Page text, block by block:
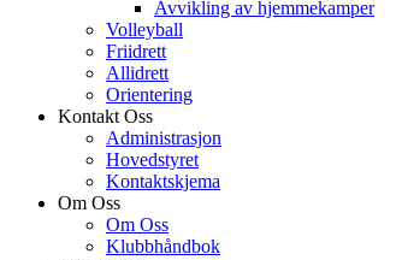
Avvikling av hjemmekamper
Volleyball
Friidrett
Allidrett
Orientering
Kontakt Oss
Administrasjon
Hovedstyret
Kontaktskjema
Om Oss
Om Oss
Klubbhåndbok